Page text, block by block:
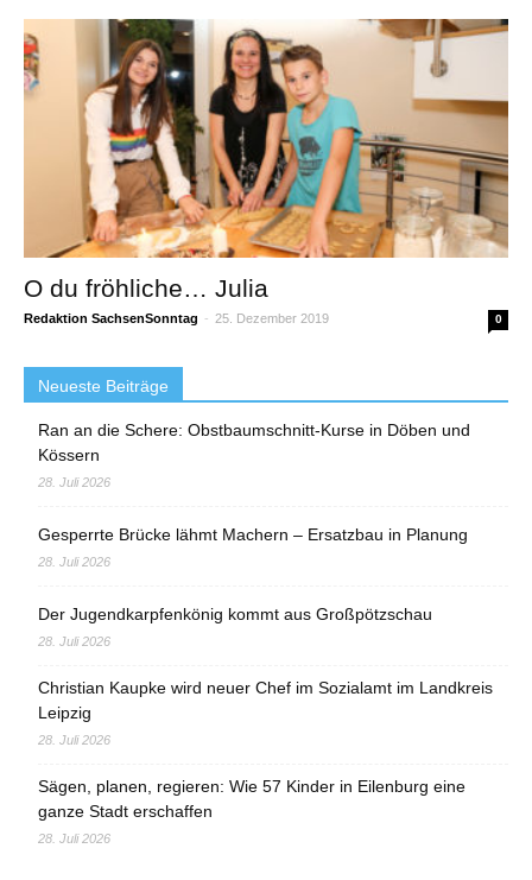
O du fröhliche… Julia
Redaktion SachsenSonntag - 25. Dezember 2019 0
Neueste Beiträge
Ran an die Schere: Obstbaumschnitt-Kurse in Döben und
Kössern
28. Juli 2026
Gesperrte Brücke lähmt Machern – Ersatzbau in Planung
28. Juli 2026
Der Jugendkarpfenkönig kommt aus Großpötzschau
28. Juli 2026
Christian Kaupke wird neuer Chef im Sozialamt im Landkreis
Leipzig
28. Juli 2026
Sägen, planen, regieren: Wie 57 Kinder in Eilenburg eine
ganze Stadt erschaffen
28. Juli 2026